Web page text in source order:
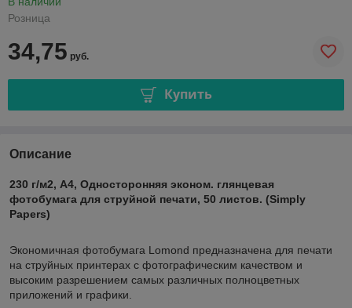
Розница
34,75 руб.
Купить
Описание
230 г/м2, А4, Односторонняя эконом. глянцевая
фотобумага для струйной печати, 50 листов. (Simply
Papers)
Экономичная фотобумага Lomond предназначена для печати
на струйных принтерах с фотографическим качеством и
высоким разрешением самых различных полноцветных
приложений и графики.